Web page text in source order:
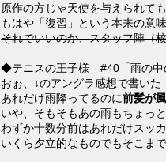
原作の方じゃ天使を与えられて
もはや「復習」という本来の意
それでいいのか、スタッフ陣（
◆テニスの王子様 #40「雨の中
おぉ、↓のアングラ感想で書い
あれだけ雨降ってるのに前髪が
いや、そもそもあの雨もちょっ
わずか十数分前はあれだけスッ
いくら夕立的なものでもそこま